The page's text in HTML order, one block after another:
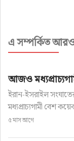
এ সম্পর্কিত
আজও
ইরান-ইসরাইল
মধ্যপ্রাচ্যগামী বেশ
৫ মাস আগে